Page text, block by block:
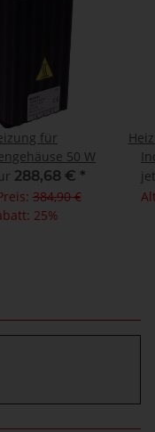
für
50 W
288,68 € *
384,90 €
25%